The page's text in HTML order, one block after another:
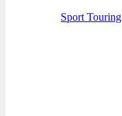
Sport Touring